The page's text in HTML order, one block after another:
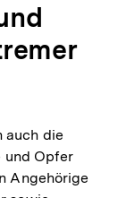
auch die
und Opfer
Angehörige